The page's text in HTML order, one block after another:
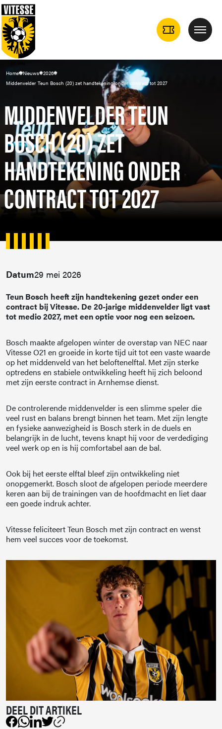
TICKETS
Menu
Home Nieuws 2026
Middenvelder Teun Bosch (20) zet handtekening onder contract tot 2027
MIDDENVELDER TEUN
BOSCH (20) ZET
HANDTEKENING ONDER
CONTRACT TOT 2027
Datum29 mei 2026
Teun Bosch heeft zijn handtekening gezet onder een
contract bij Vitesse. De 20-jarige middenvelder ligt vast
tot medio 2027, met een optie voor nog een seizoen.
Bosch maakte afgelopen winter de overstap van NEC naar
Vitesse O21 en groeide in korte tijd uit tot een vaste waarde
op het middenveld van het beloftenelftal. Met zijn sterke
optredens en stabiele ontwikkeling heeft hij zich beloond
met zijn eerste contract in Arnhemse dienst.
De controlerende middenvelder is een slimme speler die
veel rust en balans brengt binnen het team. Met zijn lengte
en fysieke aanwezigheid is Bosch sterk in de duels en
belangrijk in de lucht, tevens knapt hij voor de verdediging
veel werk op en is hij comfortabel aan de bal.
Ook bij het eerste elftal bleef zijn ontwikkeling niet
onopgemerkt. Bosch sloot de afgelopen periode meerdere
keren aan bij de trainingen van de hoofdmacht en liet daar
een goede indruk achter.
Vitesse feliciteert Teun Bosch met zijn contract en wenst
hem veel succes voor de toekomst.